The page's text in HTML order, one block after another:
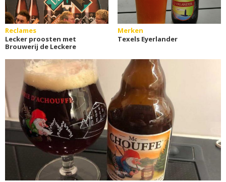
Reclames
Lecker proosten met
Brouwerij de Leckere
Merken
Texels Eyerlander